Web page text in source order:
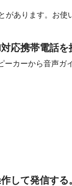
あります。お使
応携帯電話を
カーから音声ガ
して発信する